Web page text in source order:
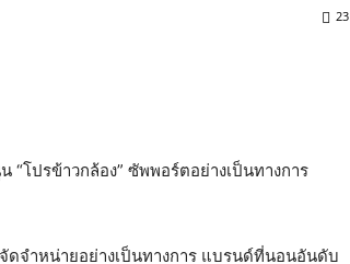
23
“โปรข้าวกล้อง” ซัพพอร์ตอย่างเป็นทางการ
จำหน่ายอย่างเป็นทางการ แบรนด์ที่นอนอันดับ